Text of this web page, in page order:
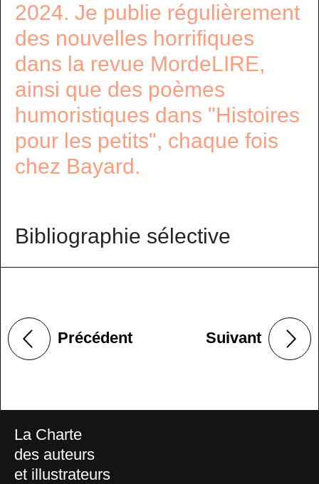
2024. Je publie régulièrement
des nouvelles horrifiques
dans la revue MordeLIRE,
ainsi que des poèmes
humoristiques dans "Histoires
pour les petits", chaque fois
chez Bayard.
Bibliographie sélective
Précédent Suivant
La Charte
des auteurs
et illustrateurs